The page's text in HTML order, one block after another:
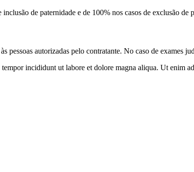
de paternidade e de 100% nos casos de exclusão de
pessoas autorizadas pelo contratante. No caso de exames
incididunt ut labore et dolore magna aliqua. Ut enim